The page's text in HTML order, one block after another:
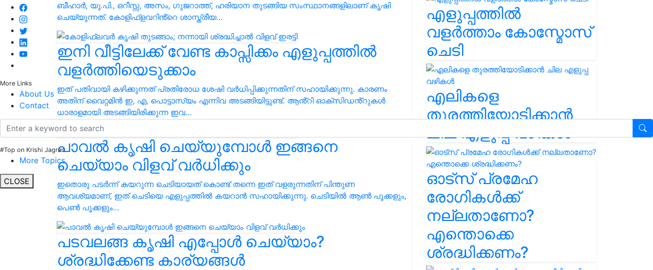
More Links
About Us
Contact
#Top on Krishi Jagran
More Topics
CLOSE
ബീഹാർ, യു.പി., ഒറീസ്സ, അസം, ഗുജറാത്ത്, ഹരിയാന തുടങ്ങിയ സംസ്ഥാനങ്ങളിലാണ് കൃഷി
ചെയ്യുന്നത്. കോളിഫ്ളവറിൻ്റെ ശാസ്ത്രീയ…
ഇനി വീട്ടിലേക്ക് വേണ്ട കാപ്സിക്കം എളുപ്പത്തിൽ
വളർത്തിയെടുക്കാം
ഇത് പതിവായി കഴിക്കുന്നത് പ്രതിരോധ ശേഷി വർധിപ്പിക്കുന്നതിന് സഹായിക്കുന്നു. കാരണം
അതിന് വൈറ്റമിൻ ഇ, എ, പൊട്ടാസ്യം എന്നിവ അടങ്ങിയിട്ടുണ്ട്. ആൻ്റി ഓക്സിഡൻ്റുകൾ
ധാരാളമായി അടങ്ങിയിരിക്കുന്ന ഇവ…
പാവൽ കൃഷി ചെയ്യുമ്പോൾ ഇങ്ങനെ
ചെയ്യാം വിളവ് വർധിക്കും
ഇതൊരു പടർന്ന് കയറുന്ന ചെടിയായത് കൊണ്ട് തന്നെ ഇത് വളരുന്നതിന് പിന്തുണ
ആവശ്യമാണ്, ഇത് ചെടിയെ എളുപ്പത്തിൽ കയറാൻ സഹായിക്കുന്നു. ചെടിയിൽ ആൺ പൂക്കളും,
പെൺ പൂക്കളും…
പടവലങ്ങ കൃഷി എപ്പോൾ ചെയ്യാം?
ശ്രദ്ധിക്കേണ്ട കാര്യങ്ങൾ
എളുപ്പത്തിൽ
വളർത്താം കോസ്മോസ്
ചെടി
എലികളെ
തുരത്തിയോടിക്കാൻ
ചില എളുപ്പ വഴികൾ
ഓട്സ് പ്രമേഹ
രോഗികൾക്ക്
നല്ലതാണോ?
എന്തൊക്കെ
ശ്രദ്ധിക്കണം?